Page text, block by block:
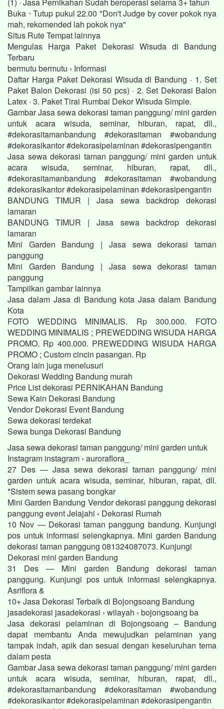
Buka ⋅ Tutup pukul 22.00 "Don't Judge by cover pokok nya
mah, rekomended lah pokok nya"
Situs Rute Tempat lainnya
Mengulas Harga Paket Dekorasi Wisuda di Bandung
Terbaru
bermutu bermutu › Informasi
Daftar Harga Paket Dekorasi Wisuda di Bandung · 1. Set
Paket Balon Dekorasi (isi 50 pcs) · 2. Set Dekorasi Balon
Latex · 3. Paket Tirai Rumbai Dekor Wisuda Simple.
Gambar Jasa sewa dekorasi taman panggung/ mini garden
untuk acara wisuda, seminar, hiburan, rapat, dll.,
#dekorasitamanbandung #dekorasitaman #wobandung
#dekorasikantor #dekorasipelaminan #dekorasipengantin
Jasa sewa dekorasi taman panggung/ mini garden untuk
acara wisuda, seminar, hiburan, rapat, dll.,
#dekorasitamanbandung #dekorasitaman #wobandung
#dekorasikantor #dekorasipelaminan #dekorasipengantin
BANDUNG TIMUR | Jasa sewa backdrop dekorasi
lamaran
BANDUNG TIMUR | Jasa sewa backdrop dekorasi
lamaran
Mini Garden Bandung | Jasa sewa dekorasi taman
panggung
Mini Garden Bandung | Jasa sewa dekorasi taman
panggung
Tampilkan gambar lainnya
Jasa dalam Jasa di Bandung kota Jasa dalam Bandung
Kota
FOTO WEDDING MINIMALIS. Rp 300.000. FOTO
WEDDING MINIMALIS ; PREWEDDING WISUDA HARGA
PROMO. Rp 400.000. PREWEDDING WISUDA HARGA
PROMO ; Custom cincin pasangan. Rp
Orang lain juga menelusuri
Dekorasi Wedding Bandung murah
Price List dekorasi PERNIKAHAN Bandung
Sewa Kain Dekorasi Bandung
Vendor Dekorasi Event Bandung
Sewa dekorasi terdekat
Sewa bunga Dekorasi Bandung
Jasa sewa dekorasi taman panggung/ mini garden untuk
Instagram instagram › auroraflora_
27 Des — Jasa sewa dekorasi taman panggung/ mini
garden untuk acara wisuda, seminar, hiburan, rapat, dll.
*Sistem sewa pasang bongkar
Mini Garden Bandung Vendor dekorasi panggung dekorasi
panggung event Jelajahi › Dekorasi Rumah
10 Nov — Dekorasi taman panggung bandung. Kunjungi
pos untuk informasi selengkapnya. Mini garden Bandung
dekorasi taman panggung 081324087073. Kunjungi
Dekorasi mini garden Bandung
31 Des — Mini garden Bandung dekorasi taman
panggung. Kunjungi pos untuk informasi selengkapnya.
Asriflora &
10+ Jasa Dekorasi Terbaik di Bojongsoang Bandung
jasadekorasi jasadekorasi › wilayah › bojongsoang ba
Jasa dekorasi pelaminan di Bojongsoang – Bandung
dapat membantu Anda mewujudkan pelaminan yang
tampak indah, apik dan sesuai dengan keseluruhan tema
dalam pesta
Gambar Jasa sewa dekorasi taman panggung/ mini garden
untuk acara wisuda, seminar, hiburan, rapat, dll.,
#dekorasitamanbandung #dekorasitaman #wobandung
#dekorasikantor #dekorasipelaminan #dekorasipengantin